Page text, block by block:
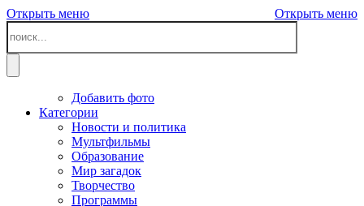
Открыть меню Открыть меню
Добавить фото
Категории
Новости и политика
Мультфильмы
Образование
Мир загадок
Творчество
Программы